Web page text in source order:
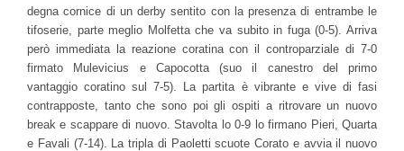
degna cornice di un derby sentito con la presenza di entrambe le
tifoserie, parte meglio Molfetta che va subito in fuga (0-5). Arriva
però immediata la reazione coratina con il controparziale di 7-0
firmato Mulevicius e Capocotta (suo il canestro del primo
vantaggio coratino sul 7-5). La partita è vibrante e vive di fasi
contrapposte, tanto che sono poi gli ospiti a ritrovare un nuovo
break e scappare di nuovo. Stavolta lo 0-9 lo firmano Pieri, Quarta
e Favali (7-14). La tripla di Paoletti scuote Corato e avvia il nuovo